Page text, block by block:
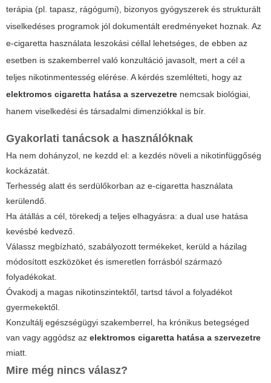
terápia (pl. tapasz, rágógumi), bizonyos gyógyszerek és strukturált
viselkedéses programok jól dokumentált eredményeket hoznak. Az
e-cigaretta használata leszokási céllal lehetséges, de ebben az
esetben is szakemberrel való konzultáció javasolt, mert a cél a
teljes nikotinmentesség elérése. A kérdés szemlélteti, hogy az
elektromos cigaretta hatása a szervezetre nemcsak biológiai,
hanem viselkedési és társadalmi dimenziókkal is bír.
Gyakorlati tanácsok a használóknak
Ha nem dohányzol, ne kezdd el: a kezdés növeli a nikotinfüggőség
kockázatát.
Terhesség alatt és serdülőkorban az e-cigaretta használata
kerülendő.
Ha átállás a cél, törekedj a teljes elhagyásra: a dual use hatása
kevésbé kedvező.
Válassz megbízható, szabályozott termékeket, kerüld a házilag
módosított eszközöket és ismeretlen forrásból származó
folyadékokat.
Óvakodj a magas nikotinszintektől, tartsd távol a folyadékot
gyermekektől.
Konzultálj egészségügyi szakemberrel, ha krónikus betegséged
van vagy aggódsz az elektromos cigaretta hatása a szervezetre
miatt.
Mire még nincs válasz?